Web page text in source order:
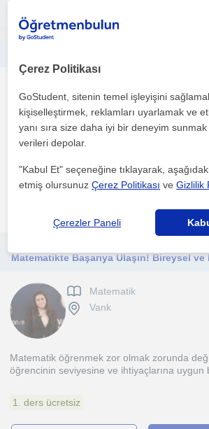
Vank
yetişkin yaş gruplarıyla çalışmaktayım.
Matematikte Başarıya Ulaşın! Bireysel
Matematik
Vank
Matematik öğrenmek zor olmak zorunda
öğrencinin seviyesine ve ihtiyaçlarına uygun
1. ders ücretsiz
Çerez Politikası
GoStudent, sitenin temel işleyişini
kişiselleştirmek, reklamları uyarlamak ve
yanı sıra size daha iyi bir deneyim
verileri depolar.
"Kabul Et" seçeneğine tıklayarak,
etmiş olursunuzÇerez Politikası veGizlilik
Çerezler Paneli